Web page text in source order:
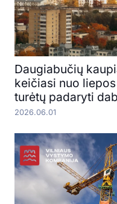
Daugiabučių
keičiasi nuo
turėtų padaryti
2026.06.01